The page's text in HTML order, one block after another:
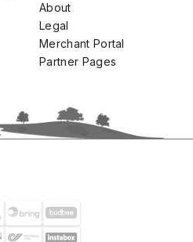
About
Legal
Merchant Portal
Partner Pages